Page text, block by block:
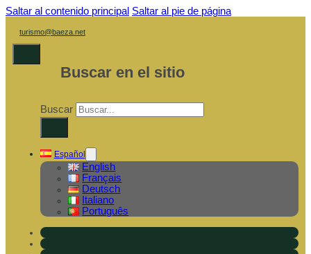
Saltar al contenido principal Saltar al pie de página
turismo@baeza.net
Buscar en el sitio
Buscar
Español
English
Français
Deutsch
Italiano
Português